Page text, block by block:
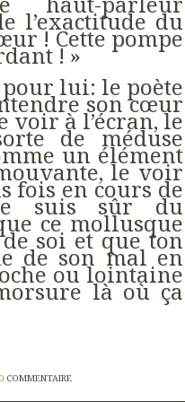
l’exactitude du
! Cette pompe
! »
lui: le poète
son cœur
voir à l’écran, le
de méduse
un élément
le voir
fois en cours de
suis sûr du
ce mollusque
soi et que ton
de son mal en
ou lointaine
là où ça
0 COMMENTAIRE